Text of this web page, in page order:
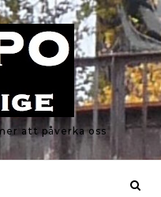
att påverka oss